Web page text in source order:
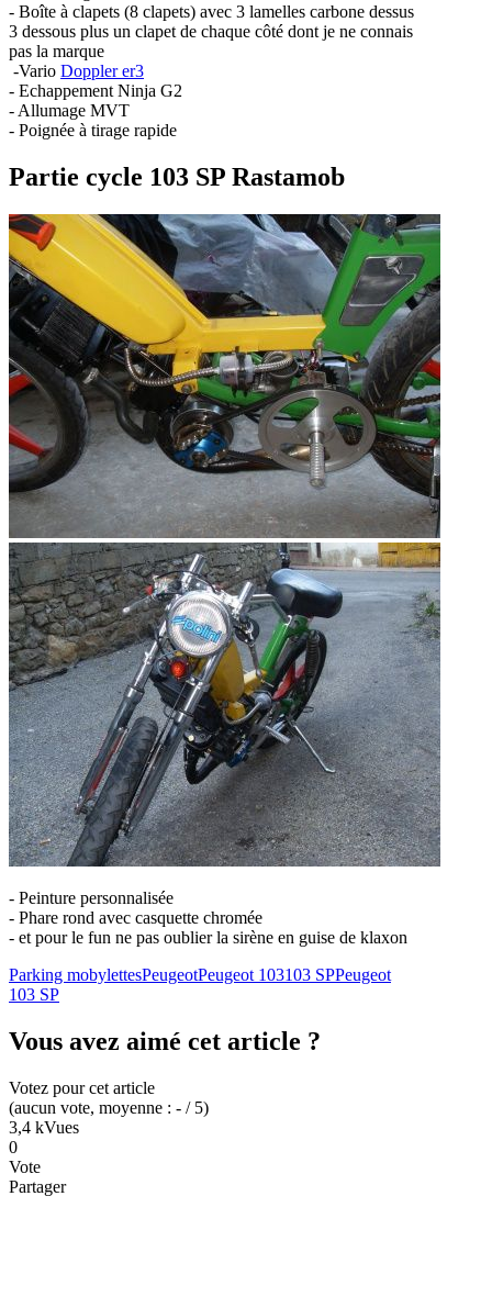
- Boîte à clapets (8 clapets) avec 3 lamelles carbone dessus
3 dessous plus un clapet de chaque côté dont je ne connais
pas la marque
-Vario Doppler er3
- Echappement Ninja G2
- Allumage MVT
- Poignée à tirage rapide
Partie cycle 103 SP Rastamob
- Peinture personnalisée
- Phare rond avec casquette chromée
- et pour le fun ne pas oublier la sirène en guise de klaxon
Parking mobylettesPeugeotPeugeot 103103 SPPeugeot
103 SP
Vous avez aimé cet article ?
Votez pour cet article
(aucun vote, moyenne : - / 5)
3,4 kVues
0
Vote
Partager